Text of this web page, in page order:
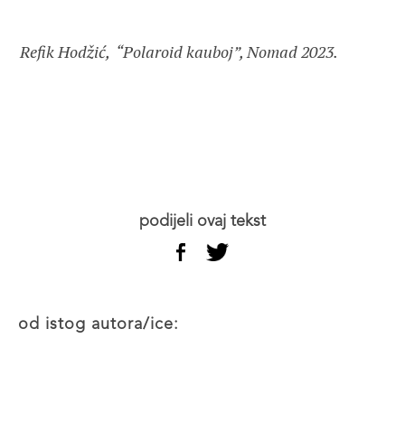
Refik Hodžić, “Polaroid kauboj”, Nomad 2023.
podijeli ovaj tekst
od istog autora/ice: